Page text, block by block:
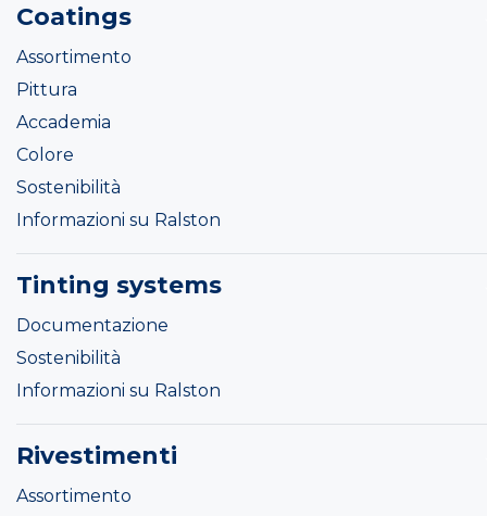
Coatings
Assortimento
Pittura
Accademia
Colore
Sostenibilità
Informazioni su Ralston
Tinting systems
Documentazione
Sostenibilità
Informazioni su Ralston
Rivestimenti
Assortimento